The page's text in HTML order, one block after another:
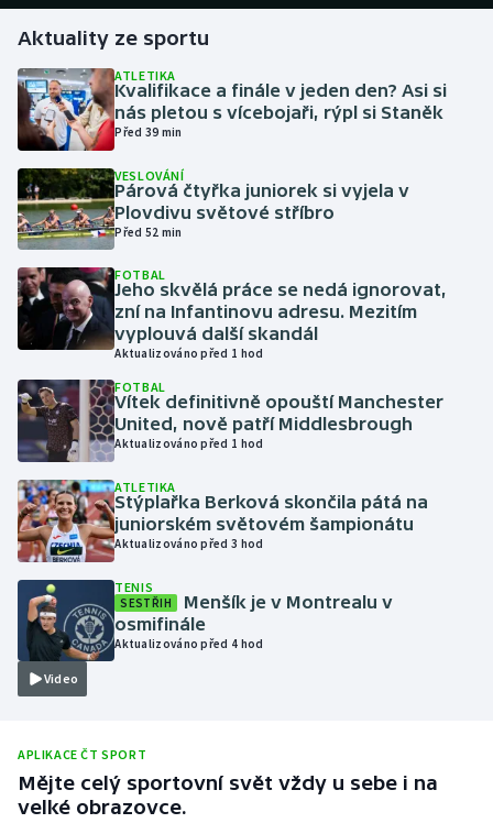
Golf
Gymnastika
Házená
Jezdectví
Judo
Krasobruslení
Lyže a snowboard
Moderní pětiboj
Motorsport
Parasport
Plavání
Ragby
Aktuality ze sportu
ATLETIKA
Kvalifikace a finále v jeden den? Asi si
nás pletou s vícebojaři, rýpl si Staněk
Před 39 min
VESLOVÁNÍ
Párová čtyřka juniorek si vyjela v
Plovdivu světové stříbro
Před 52 min
FOTBAL
Jeho skvělá práce se nedá ignorovat,
zní na Infantinovu adresu. Mezitím
vyplouvá další skandál
Aktualizováno před 1 hod
FOTBAL
Vítek definitivně opouští Manchester
United, nově patří Middlesbrough
Aktualizováno před 1 hod
ATLETIKA
Stýplařka Berková skončila pátá na
juniorském světovém šampionátu
Aktualizováno před 3 hod
Video
TENIS
SESTŘIH
Menšík je v Montrealu v
osmifinále
Aktualizováno před 4 hod
APLIKACE ČT SPORT
Mějte celý sportovní svět vždy u sebe i na
velké obrazovce.